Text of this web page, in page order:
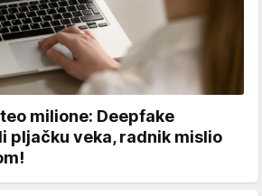
milione: Deepfake
pljačku veka, radnik mislio